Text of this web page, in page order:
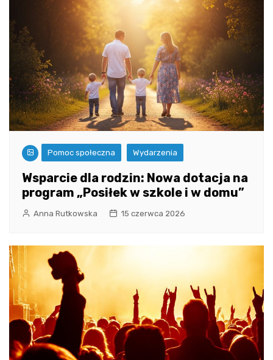
Pomoc społeczna Wydarzenia
Wsparcie dla rodzin: Nowa dotacja na
program „Posiłek w szkole i w domu”
Anna Rutkowska 15 czerwca 2026